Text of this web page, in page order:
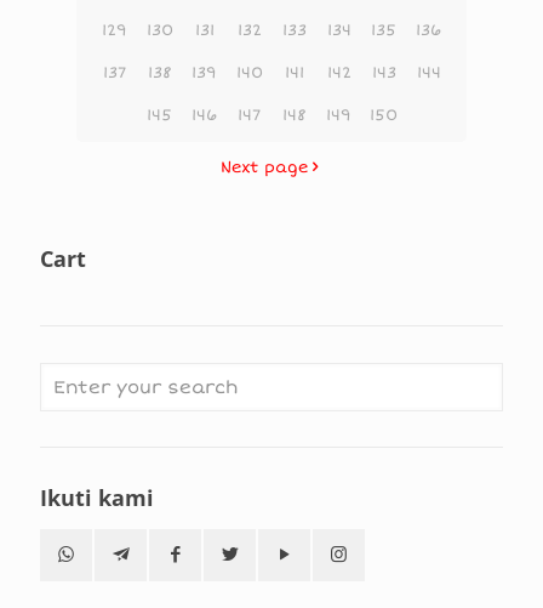
129 130 131 132 133 134 135 136
137 138 139 140 141 142 143 144
145 146 147 148 149 150
Next page
Cart
Ikuti kami